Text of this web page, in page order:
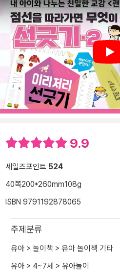
Play
9.9
세일즈포인트 524
40쪽200*260mm108g
ISBN 9791192878065
주제분류
유아 > 놀이책 > 유아 놀이책 기타
유아 > 4~7세 > 유아놀이